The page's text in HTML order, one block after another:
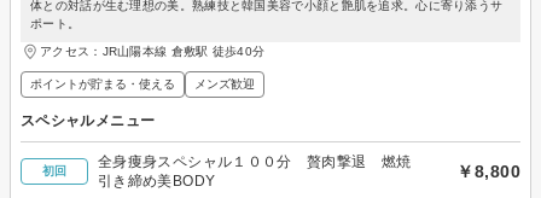
体との対話が生む理想の美。熟練技と韓国美容で小顔と艶肌を追求。心に寄り添うサ
ポート。
アクセス：JR山陽本線 倉敷駅 徒歩40分
ポイントが貯まる・使える メンズ歓迎
スペシャルメニュー
初回
全身痩身スペシャル１００分 贅肉撃退 燃焼
引き締め美BODY
￥8,800